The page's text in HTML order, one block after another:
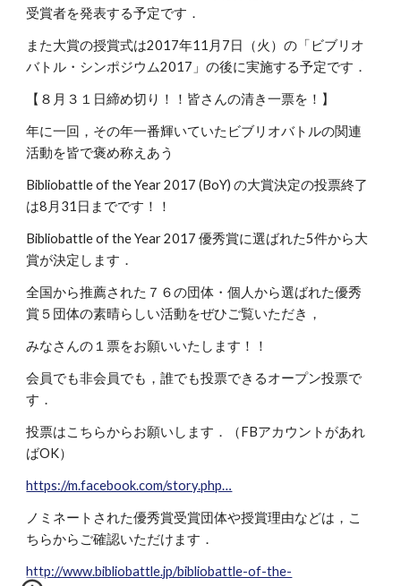
受賞者を発表する予定です．
また大賞の授賞式は2017年11月7日（火）の「ビブリオ
バトル・シンポジウム2017」の後に実施する予定です．
【８月３１日締め切り！！皆さんの清き一票を！】
年に一回，その年一番輝いていたビブリオバトルの関連
活動を皆で褒め称えあう
Bibliobattle of the Year 2017 (BoY) の大賞決定の投票終了
は8月31日までです！！
Bibliobattle of the Year 2017 優秀賞に選ばれた5件から大
賞が決定します．
全国から推薦された７６の団体・個人から選ばれた優秀
賞５団体の素晴らしい活動をぜひご覧いただき，
みなさんの１票をお願いいたします！！
会員でも非会員でも，誰でも投票できるオープン投票で
す．
投票はこちらからお願いします．（FBアカウントがあれ
ばOK）
https://m.facebook.com/story.php…
ノミネートされた優秀賞受賞団体や授賞理由などは，こ
ちらからご確認いただけます．
http://www.bibliobattle.jp/bibliobattle-of-the-